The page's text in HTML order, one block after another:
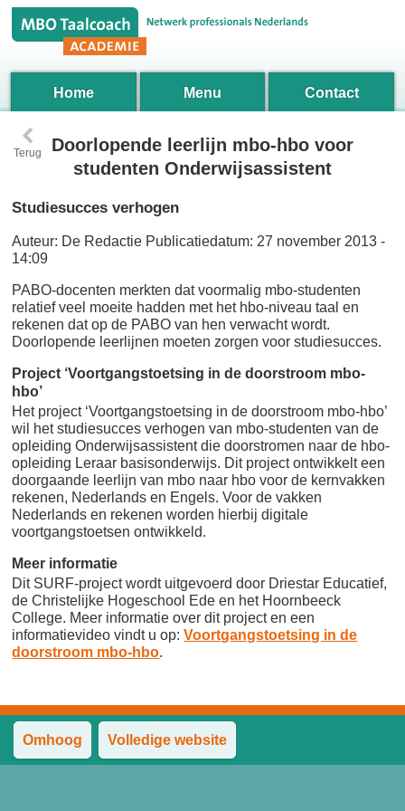
Home Menu Contact
‹
Terug
Doorlopende leerlijn mbo-hbo voor
studenten Onderwijsassistent
Studiesucces verhogen
Auteur: De Redactie Publicatiedatum: 27 november 2013 -
14:09
PABO-docenten merkten dat voormalig mbo-studenten
relatief veel moeite hadden met het hbo-niveau taal en
rekenen dat op de PABO van hen verwacht wordt.
Doorlopende leerlijnen moeten zorgen voor studiesucces.
Project ‘Voortgangstoetsing in de doorstroom mbo-
hbo’
Het project ‘Voortgangstoetsing in de doorstroom mbo-hbo’
wil het studiesucces verhogen van mbo-studenten van de
opleiding Onderwijsassistent die doorstromen naar de hbo-
opleiding Leraar basisonderwijs. Dit project ontwikkelt een
doorgaande leerlijn van mbo naar hbo voor de kernvakken
rekenen, Nederlands en Engels. Voor de vakken
Nederlands en rekenen worden hierbij digitale
voortgangstoetsen ontwikkeld.
Meer informatie
Dit SURF-project wordt uitgevoerd door Driestar Educatief,
de Christelijke Hogeschool Ede en het Hoornbeeck
College. Meer informatie over dit project en een
informatievideo vindt u op:Voortgangstoetsing in de
doorstroom mbo-hbo.
Omhoog Volledige website